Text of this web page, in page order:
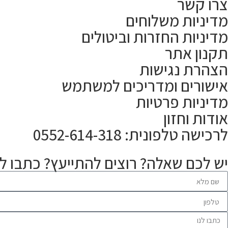
מדיניות משלוחים
מדיניות החזרות וביטולים
תקנון אתר
הצהרת נגישות
אישורים ומדריכים למשתמש
מדיניות פרטיות
אודות וחזון
לרכישה טלפונית: 0552-614-318
יש לכם שאלה? רוצים להתייעץ? כתבו